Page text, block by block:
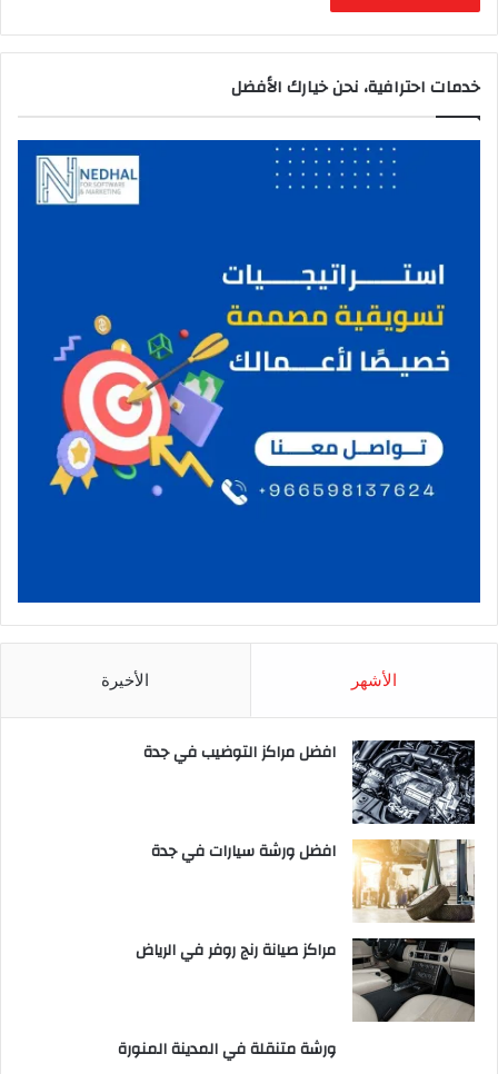
خدمات احترافية، نحن خيارك الأفضل
الأشهر الأخيرة
افضل مراكز التوضيب في جدة
افضل ورشة سيارات في جدة
مراكز صيانة رنج روفر في الرياض
ورشة متنقلة في المدينة المنورة